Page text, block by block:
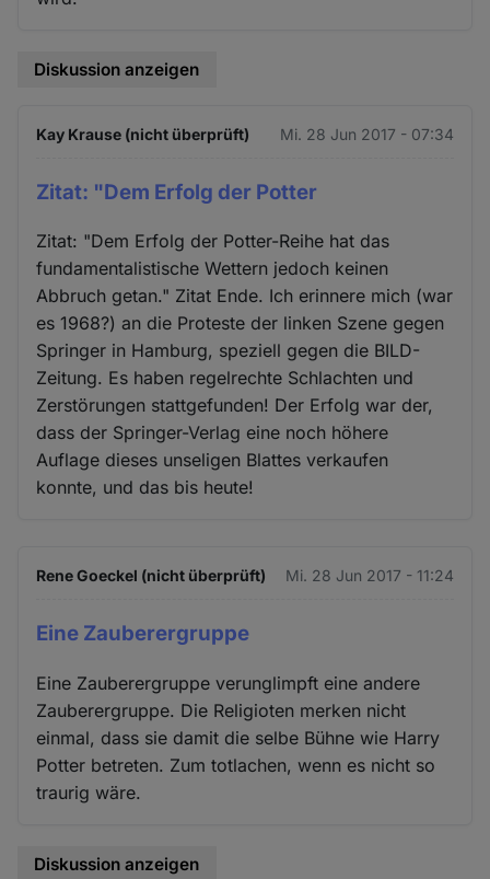
Diskussion anzeigen
Kay Krause (nicht überprüft) Mi. 28 Jun 2017 - 07:34
Zitat: "Dem Erfolg der Potter
Zitat: "Dem Erfolg der Potter-Reihe hat das
fundamentalistische Wettern jedoch keinen
Abbruch getan." Zitat Ende. Ich erinnere mich (war
es 1968?) an die Proteste der linken Szene gegen
Springer in Hamburg, speziell gegen die BILD-
Zeitung. Es haben regelrechte Schlachten und
Zerstörungen stattgefunden! Der Erfolg war der,
dass der Springer-Verlag eine noch höhere
Auflage dieses unseligen Blattes verkaufen
konnte, und das bis heute!
Rene Goeckel (nicht überprüft) Mi. 28 Jun 2017 - 11:24
Eine Zauberergruppe
Eine Zauberergruppe verunglimpft eine andere
Zauberergruppe. Die Religioten merken nicht
einmal, dass sie damit die selbe Bühne wie Harry
Potter betreten. Zum totlachen, wenn es nicht so
traurig wäre.
Diskussion anzeigen